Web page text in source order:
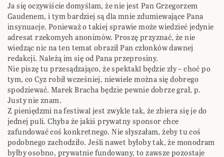
Ja się oczywiście domyślam, że nie jest Pan Grzegorzem
Gaudenem, i tym bardziej są dla mnie zdumiewające Pana
insynuacje. Ponieważ o takiej sprawie może wiedzieć jedynie
adresat rzekomych anonimów. Proszę przyznać, że nie
wiedząc nic na ten temat obraził Pan członków dawnej
redakcji. Należą im się od Pana przeprosiny.
Nie piszę tu przesądzająco, że spektakl będzie zły – choć po
tym, co Cyz robił wcześniej, niewiele można się dobrego
spodziewać. Marek Bracha będzie pewnie dobrze grał, p.
Justy nie znam.
Z pieniędzmi na festiwal jest zwykle tak, że zbiera się je do
jednej puli. Chyba że jakiś prywatny sponsor chce
zafundować coś konkretnego. Nie słyszałam, żeby tu coś
podobnego zachodziło. Jeśli nawet byłoby tak, że monodram
byłby osobno, prywatnie fundowany, to zawsze pozostaje